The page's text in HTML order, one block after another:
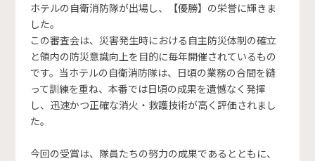
ホテルの自衛消防隊が出場し、【優勝】の栄誉に輝きま
した。
この審査会は、災害発生時における自主防災体制の確立
と領内の防災意識向上を目的に毎年開催されているもの
です。当ホテルの自衛消防隊は、日頃の業務の合間を縫
って訓練を重ね、本番では日頃の成果を遺憾なく発揮
し、迅速かつ正確な消火・救護技術が高く評価されまし
た。
今回の受賞は、隊員たちの努力の成果であるとともに、